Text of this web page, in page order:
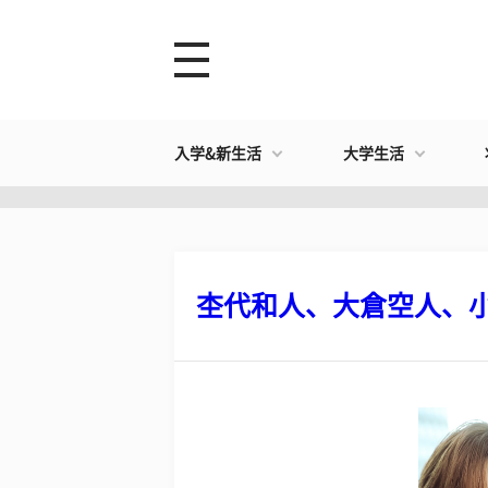
入学&新生活 大学生活
杢代和人、大倉空人、